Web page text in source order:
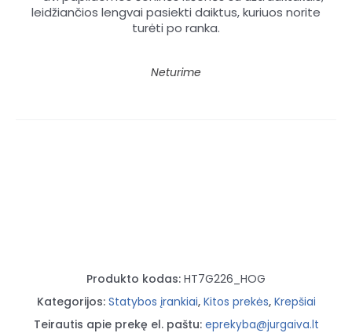
leidžiančios lengvai pasiekti daiktus, kuriuos norite
turėti po ranka.
Neturime
Produkto kodas: HT7G226_HOG
Kategorijos: Statybos įrankiai, Kitos prekės, Krepšiai
Teirautis apie prekę el. paštu: eprekyba@jurgaiva.lt